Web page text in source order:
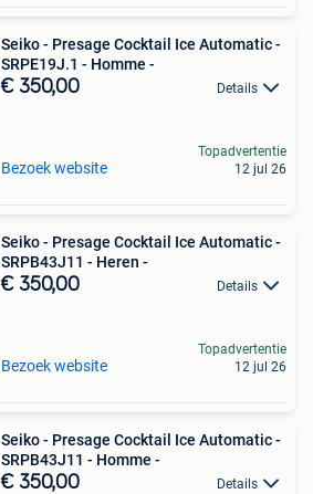
Seiko - Presage Cocktail Ice Automatic -
SRPE19J.1 - Homme -
€ 350,00 Details
Bezoek website
Topadvertentie
12 jul 26
Seiko - Presage Cocktail Ice Automatic -
SRPB43J11 - Heren -
€ 350,00 Details
Bezoek website
Topadvertentie
12 jul 26
Seiko - Presage Cocktail Ice Automatic -
SRPB43J11 - Homme -
€ 350,00 Details